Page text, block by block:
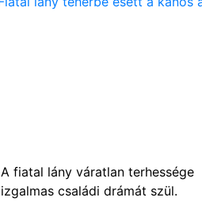
A fiatal lány váratlan terhessége
izgalmas családi drámát szül.